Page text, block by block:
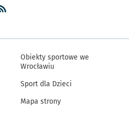
Obiekty sportowe we
Wrocławiu
Sport dla Dzieci
Mapa strony